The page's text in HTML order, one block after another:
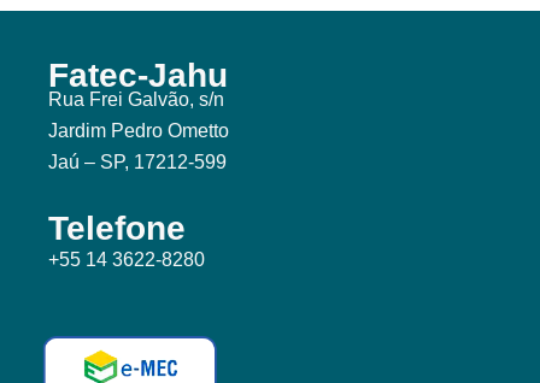
Fatec-Jahu
Rua Frei Galvão, s/n
Jardim Pedro Ometto
Jaú – SP, 17212-599
Telefone
+55 14 3622-8280